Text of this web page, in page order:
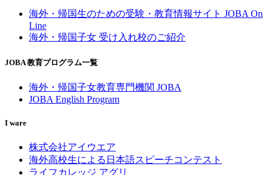
海外・帰国生のための受験・教育情報サイト JOBA On
Line
海外・帰国子女 受け入れ校のご紹介
JOBA 教育プログラム一覧
海外・帰国子女教育専門機関 JOBA
JOBA English Program
I ware
株式会社アイウエア
海外高校生による日本語スピーチコンテスト
ライフカレッジ アグリ